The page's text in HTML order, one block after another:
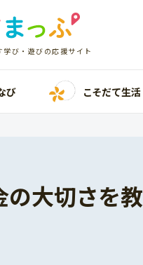
学び・遊びの応援サイト
び こそだて生活
の大切さを教